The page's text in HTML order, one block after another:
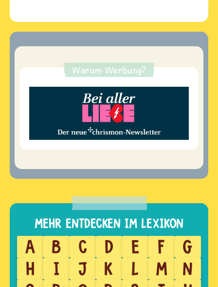
Warum Werbung?
A B C D E F
G
H
I J K L M
N